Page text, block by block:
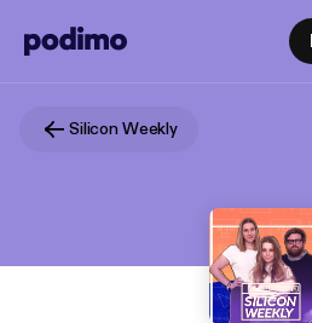
Silicon Weekly